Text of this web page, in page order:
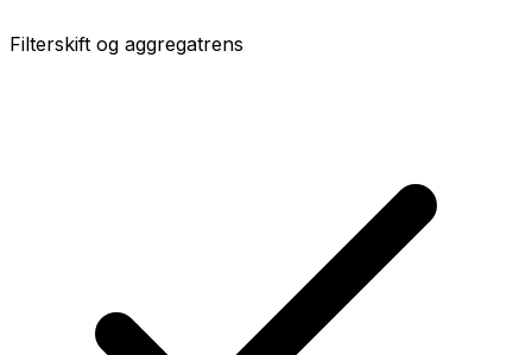
Filterskift og aggregatrens